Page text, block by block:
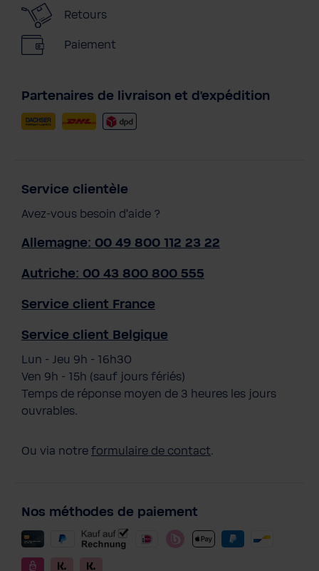
Retours
Paiement
Partenaires de livraison et d'expédition
Service clientèle
Avez-vous besoin d'aide ?
Allemagne: 00 49 800 112 23 22
Autriche: 00 43 800 800 555
Service client France
Service client Belgique
Lun - Jeu 9h - 16h30
Ven 9h - 15h (sauf jours fériés)
Temps de réponse moyen de 3 heures les jours
ouvrables.
Ou via notre formulaire de contact.
Nos méthodes de paiement